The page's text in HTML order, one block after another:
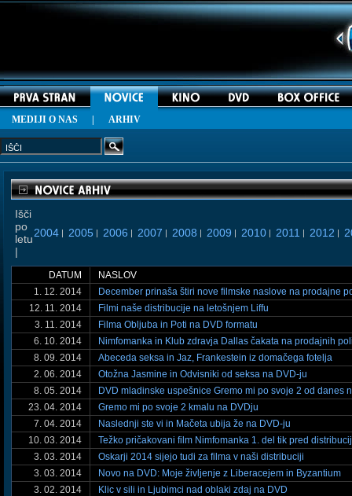
MEDIJI O NAS ARHIV
Išči
po
letu
|
2004 | 2005 | 2006 | 2007 | 2008 | 2009 | 2010 | 2011 | 2012 |
DATUM
NASLOV
1. 12. 2014
December prinaša štiri nove filmske naslove na prodajne
12. 11. 2014
Filmi naše distribucije na letošnjem Liffu
3. 11. 2014
Filma Obljuba in Poti na DVD formatu
6. 10. 2014
Nimfomanka in Klub zdravja Dallas čakata na prodajnih
8. 09. 2014
Abeceda seksa in Jaz, Frankestein iz domačega fotelja
2. 06. 2014
Otožna Jasmine in Odvisniki od seksa na DVD-ju
8. 05. 2014
DVD mladinske uspešnice Gremo mi po svoje 2 od danes
23. 04. 2014
Gremo mi po svoje 2 kmalu na DVDju
7. 04. 2014
Naslednji ste vi in Mačeta ubija že na DVD-ju
10. 03. 2014
Težko pričakovani film Nimfomanka 1. del tik pred
3. 03. 2014
Oskarji 2014 sijejo tudi za filma v naši distribuciji
3. 03. 2014
Novo na DVD: Moje življenje z Liberacejem in Byzantium
3. 02. 2014
Klic v sili in Ljubimci nad oblaki zdaj na DVD